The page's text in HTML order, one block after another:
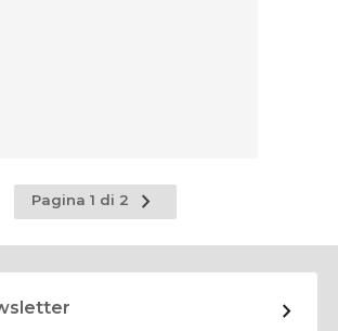
Pagina 1 di 2
Pagina
successiva